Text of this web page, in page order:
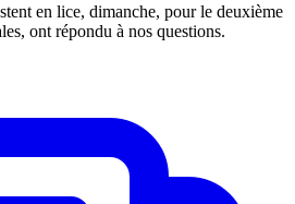
en lice, dimanche, pour le deuxième
ont répondu à nos questions.